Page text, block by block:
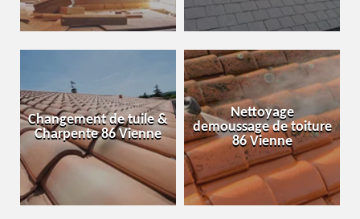
Changement de tuile &
Charpente 86 Vienne
Nettoyage
demoussage de toiture
86 Vienne